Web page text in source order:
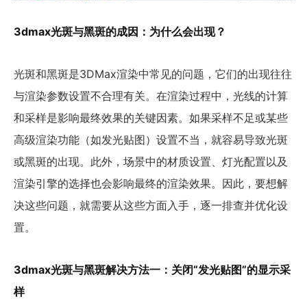
3dmax光斑与黑斑的成因：为什么会出现？
光斑和黑斑是3DMax渲染中常见的问题，它们的出现往往
与渲染参数设置不合理有关。在渲染过程中，光线的计算
和采样是影响最终效果的关键因素。如果采样不足或某些
高级渲染功能（如发光贴图）设置不当，就容易导致光斑
或黑斑的出现。此外，场景中的材质设置、灯光配置以及
渲染引擎的选择也会影响最终的渲染效果。因此，要想解
决这些问题，就需要从这些方面入手，逐一排查并优化设
置。
3dmax光斑与黑斑解决方法一：关闭“发光贴图”的显示采
样